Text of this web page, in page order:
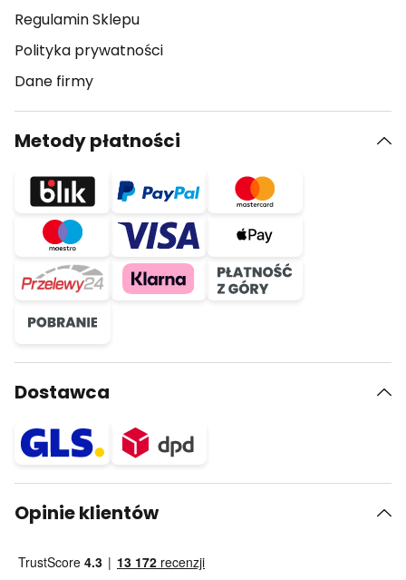
Regulamin Sklepu
Polityka prywatności
Dane firmy
Metody płatności
Dostawca
Opinie klientów